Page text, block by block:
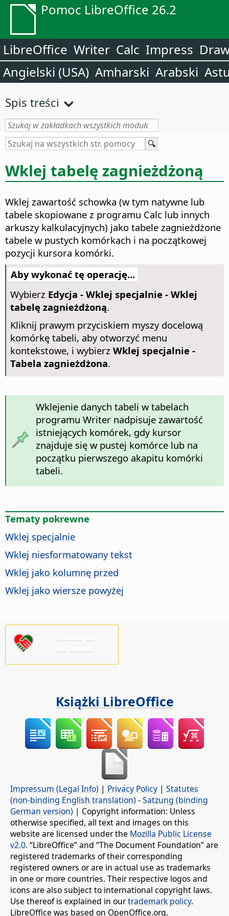
Pomoc LibreOffice 26.2
LibreOffice Writer Calc Impress
Angielski (USA) Amharski Arabski
Spis treści
Wklej tabelę zagnieżdżoną
Wklej zawartość schowka (w tym natywne lub
tabele skopiowane z programu Calc lub innych
arkuszy kalkulacyjnych) jako tabele zagnieżdżone
tabele w pustych komórkach i na początkowej
pozycji kursora komórki.
Aby wykonać tę operację...
Wybierz Edycja - Wklej specjalnie - Wklej
tabelę zagnieżdżoną.
Kliknij prawym przyciskiem myszy docelową
komórkę tabeli, aby otworzyć menu
kontekstowe, i wybierz Wklej specjalnie -
Tabela zagnieżdżona.
Wklejenie danych tabeli w tabelach
programu Writer nadpisuje zawartość
istniejących komórek, gdy kursor
znajduje się w pustej komórce lub na
początku pierwszego akapitu komórki
tabeli.
Tematy pokrewne
Wklej specjalnie
Wklej niesformatowany tekst
Wklej jako kolumnę przed
Wklej jako wiersze powyżej
Książki LibreOffice
Impressum (Legal Info) | Privacy Policy | Statutes
(non-binding English translation) -Satzung (binding
German version) | Copyright information: Unless
otherwise specified, all text and images on this
website are licensed under the Mozilla Public License
v2.0. “LibreOffice” and “The Document Foundation” are
registered trademarks of their corresponding
registered owners or are in actual use as trademarks
in one or more countries. Their respective logos and
icons are also subject to international copyright laws.
Use thereof is explained in ourtrademark policy.
LibreOffice was based on OpenOffice.org.